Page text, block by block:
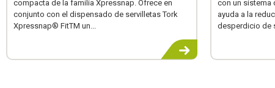
compacta de la familia Xpressnap. Ofrece en
conjunto con el dispensado de servilletas Tork
Xpressnap® FitTM un...
con un sistema
ayuda a la
desperdicio de